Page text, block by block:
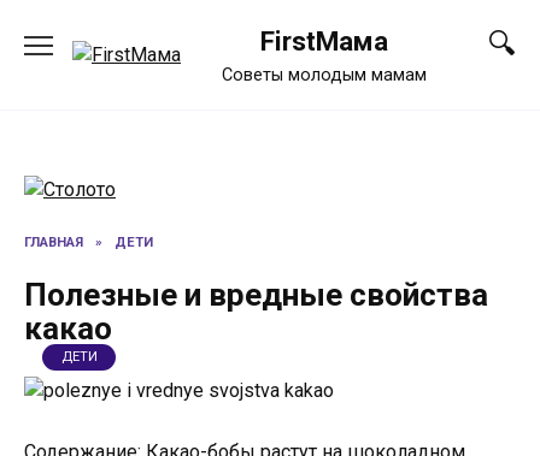
содержанию
FirstМама
Советы молодым мамам
ГЛАВНАЯ » ДЕТИ
Полезные и вредные свойства
какао
ДЕТИ